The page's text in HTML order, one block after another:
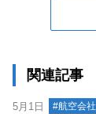
関連記事
5月1日 #航空会社